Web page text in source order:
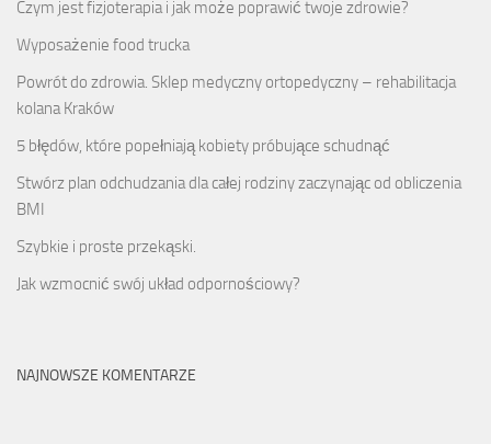
Czym jest fizjoterapia i jak może poprawić twoje zdrowie?
Wyposażenie food trucka
Powrót do zdrowia. Sklep medyczny ortopedyczny – rehabilitacja
kolana Kraków
5 błędów, które popełniają kobiety próbujące schudnąć
Stwórz plan odchudzania dla całej rodziny zaczynając od obliczenia
BMI
Szybkie i proste przekąski.
Jak wzmocnić swój układ odpornościowy?
NAJNOWSZE KOMENTARZE